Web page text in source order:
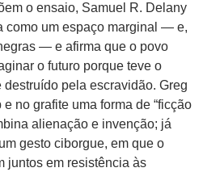
o ensaio, Samuel R. Delany
como um espaço marginal — e,
— e afirma que o povo
o futuro porque teve o
pela escravidão. Greg
no grafite uma forma de “ficção
alienação e invenção; já
gesto ciborgue, em que o
juntos em resistência às